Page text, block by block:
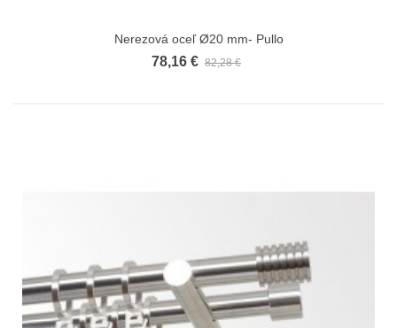
Nerezová oceľ Ø20 mm- Pullo
78,16 € 82,28 €